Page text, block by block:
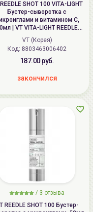
SHOT 100 VITA-LIGHT
Бустер-сыворотка с
и витамином С,
| VT VITA-LIGHT REEDLE
SHOT 100
VT (Корея)
Код: 8803463006402
187.00 руб.
закончился
/ 3 отзыва
REEDLE SHOT 100 Бустер-